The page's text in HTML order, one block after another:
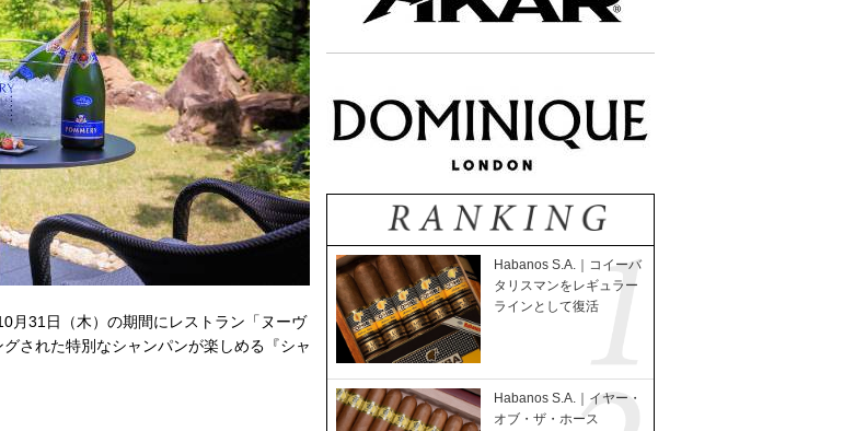
月31日（木）の期間にレストラン「ヌーヴ
された特別なシャンパンが楽しめる『シャ
Habanos S.A.｜コイーバ
タリスマンをレギュラー
ラインとして復活
Habanos S.A.｜イヤー・
オブ・ザ・ホース